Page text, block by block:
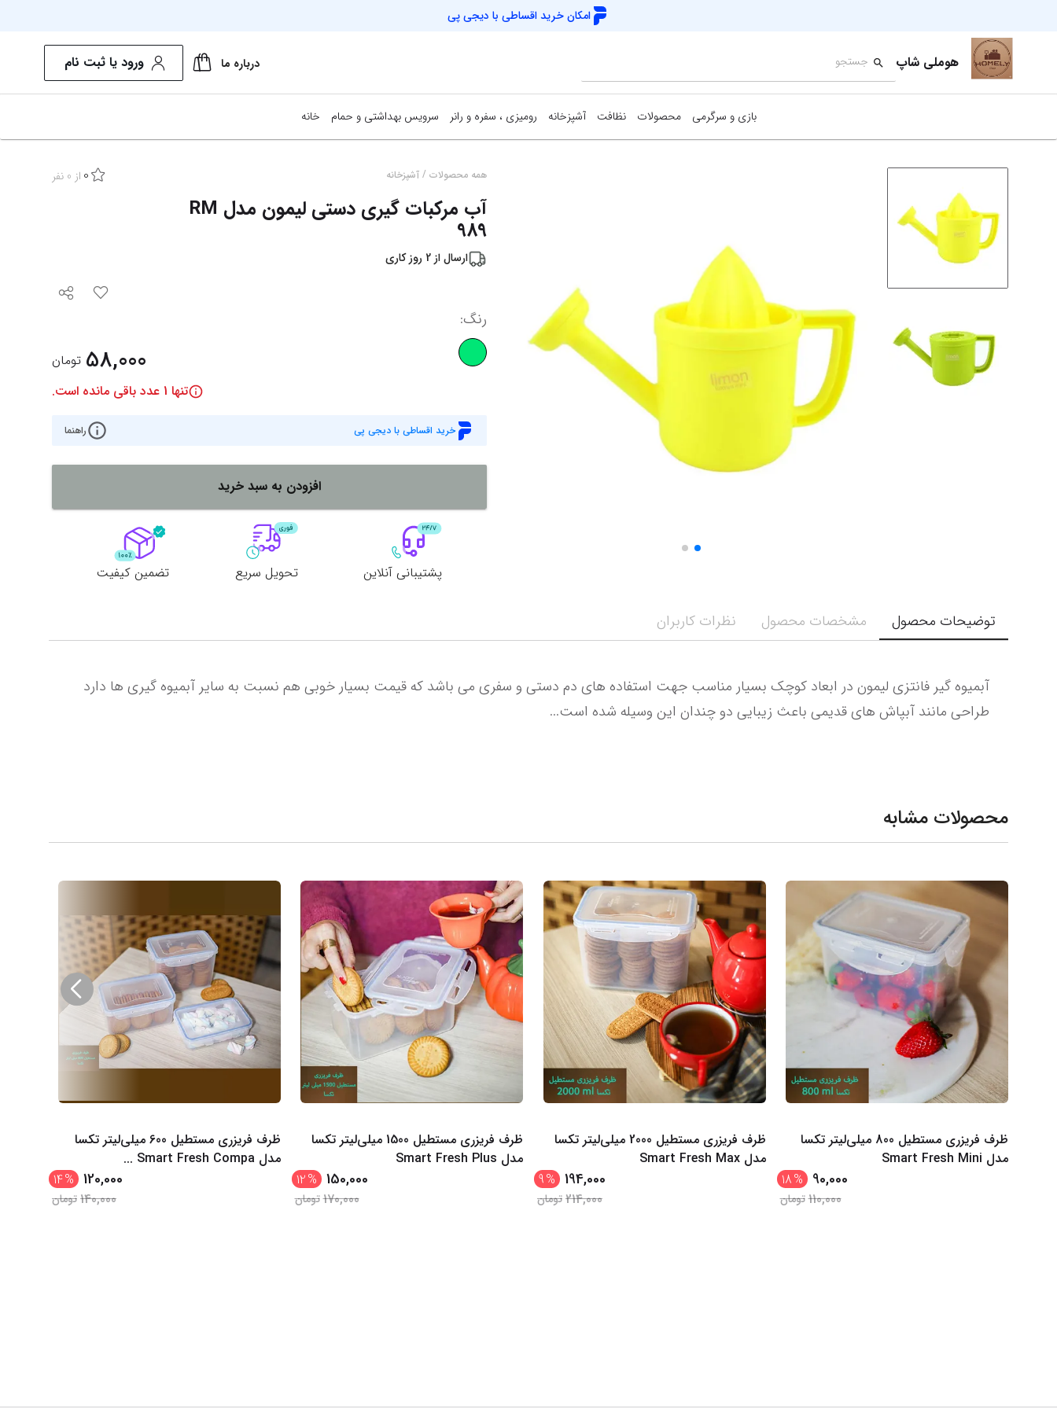
امکان خرید اقساطی با دیجی پی
هوملی شاپ درباره ما ورود یا ثبت نام
بازی و سرگرمی محصولات نظافت آشپزخانه رومیزی ، سفره و رانر سرویس بهداشتی و حمام خانه
همه محصولات / آشپزخانه 0 از 0 نفر
آب مرکبات گیری دستی لیمون مدل RM
989
ارسال از 2 روز کاری
رنگ:
58,000 تومان
تنها 1 عدد باقی مانده است.
خرید اقساطی با دیجی پی راهنما
افزودن به سبد خرید
پشتیبانی آنلاین تحویل سریع تضمین کیفیت
توضیحات محصول مشخصات محصول نظرات کاربران
طراحی مانند آبپاش های قدیمی باعث زیبایی دو چندان این وسیله شده است...
محصولات مشابه
ظرف فریزری مستطیل 800 میلی‌لیتر تکسا
مدل Smart Fresh Mini
90,000
%
18
110,000تومان
ظرف فریزری مستطیل 2000 میلی‌لیتر تکسا
مدل Smart Fresh Max
194,000
%
9
214,000تومان
ظرف فریزری مستطیل 1500 میلی‌لیتر تکسا
مدل Smart Fresh Plus
150,000
%
12
170,000تومان
ظرف فریزری مستطیل 600 میلی‌لیتر تکسا
مدل Smart Fresh Compa
...
120,000
%
14
140,000تومان